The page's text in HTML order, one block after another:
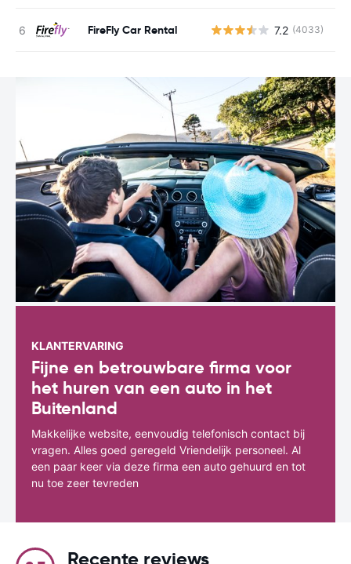
FireFly Car Rental 7.2 (4033)
KLANTERVARING
Fijne en betrouwbare firma voor
het huren van een auto in het
Buitenland
Makkelijke website, eenvoudig telefonisch contact bij
vragen. Alles goed geregeld Vriendelijk personeel. Al
een paar keer via deze firma een auto gehuurd en tot
nu toe zeer tevreden
Recente reviews